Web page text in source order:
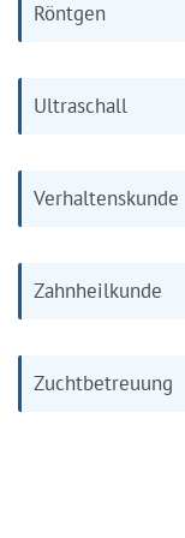
Röntgen
Ultraschall
Verhaltenskunde
Zahnheilkunde
Zuchtbetreuung